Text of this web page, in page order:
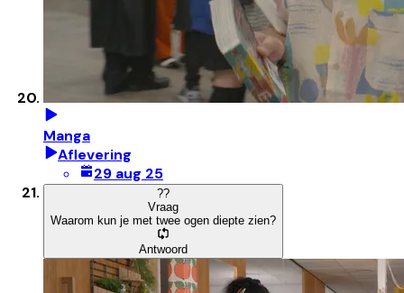
Manga
Aflevering
29 aug 25
??
Vraag
Waarom kun je met twee ogen diepte zien?
Antwoord